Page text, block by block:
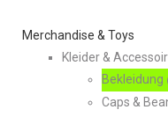
Merchandise & Toys
Kleider &
Bekleidung
Caps &